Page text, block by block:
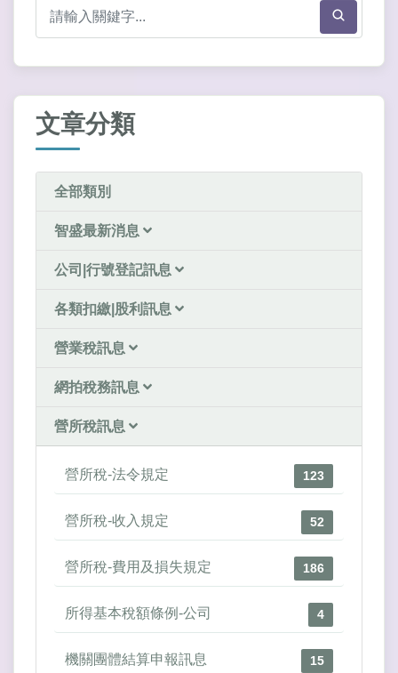
文章分類
全部類別
智盛最新消息
公司|行號登記訊息
各類扣繳|股利訊息
營業稅訊息
網拍稅務訊息
營所稅訊息
營所稅-法令規定 123
營所稅-收入規定 52
營所稅-費用及損失規定 186
所得基本稅額條例-公司 4
機關團體結算申報訊息 15